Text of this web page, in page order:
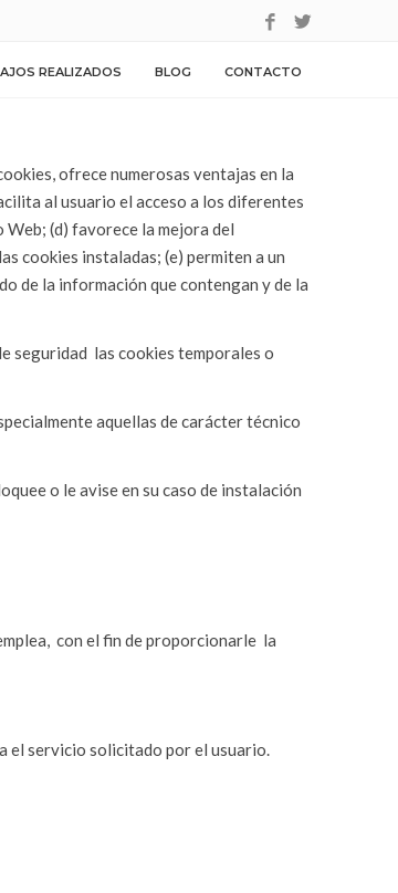
REALIZADOS BLOG CONTACTO
ofrece numerosas ventajas en la
al usuario el acceso a los diferentes
(d) favorece la mejora del
cookies instaladas; (e) permiten a un
de la información que contengan y de la
seguridad las cookies temporales o
aquellas de carácter técnico
o le avise en su caso de instalación
con el fin de proporcionarle la
el servicio solicitado por el usuario.